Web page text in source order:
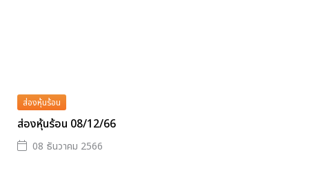
ส่องหุ้นร้อน
ส่องหุ้นร้อน 08/12/66
08 ธันวาคม 2566